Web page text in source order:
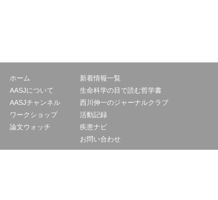
ホーム
AASJについて
AASJチャンネル
ワークショップ
論文ウォッチ
新着情報一覧
生命科学の目で読む哲学書
西川伸一のジャーナルクラブ
活動記録
疾患ナビ
お問い合わせ